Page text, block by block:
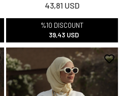
43,81 USD
%10 DISCOUNT
39,43 USD